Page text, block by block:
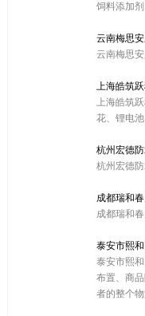
饲料添加
云南梅思
云南梅思
上海皓筑
上海皓筑
花、锂电
杭州宏德
杭州宏德
成都瑞和
成都瑞和
泰安市熙
泰安市熙
布置、商
者的整个